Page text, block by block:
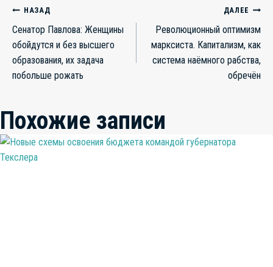
Навигация
по
записям
НАЗАД
Сенатор Павлова: Женщины
обойдутся и без высшего
образования, их задача
побольше рожать
ДАЛЕЕ
Революционный оптимизм
марксиста. Капитализм, как
система наёмного рабства,
обречён
Похожие записи